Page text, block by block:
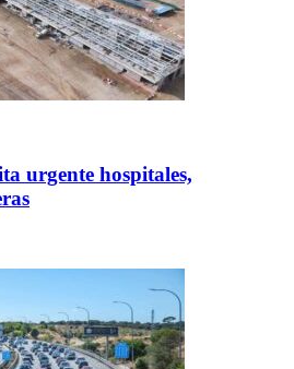
urgente hospitales,